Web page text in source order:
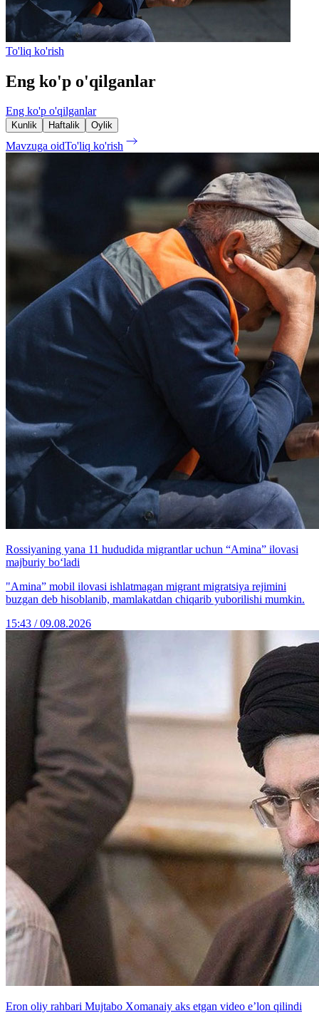
To'liq ko'rish
Eng ko'p o'qilganlar
Eng ko'p o'qilganlar
Kunlik Haftalik Oylik
Mavzuga oidTo'liq ko'rish
Rossiyaning yana 11 hududida migrantlar uchun “Amina” ilovasi
majburiy bo‘ladi
"Amina” mobil ilovasi ishlatmagan migrant migratsiya rejimini
buzgan deb hisoblanib, mamlakatdan chiqarib yuborilishi mumkin.
15:43 / 09.08.2026
Eron oliy rahbari Mujtabo Xomanaiy aks etgan video e’lon qilindi